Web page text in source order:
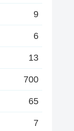
9
6
13
700
65
7